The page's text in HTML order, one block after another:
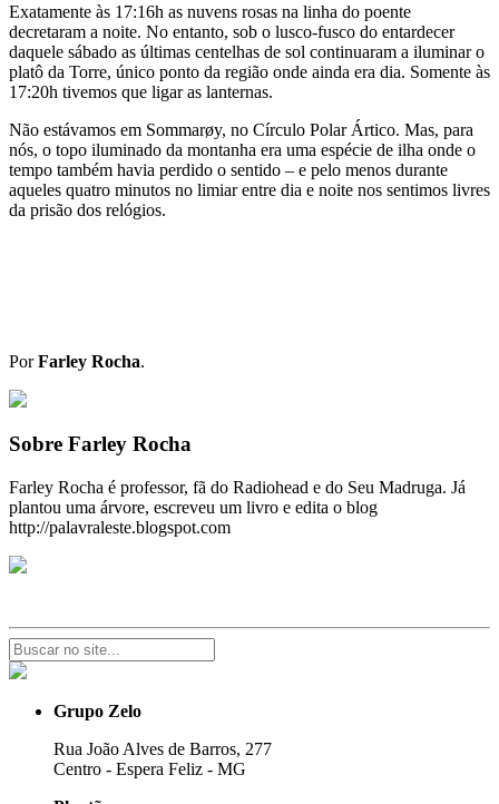
Exatamente às 17:16h as nuvens rosas na linha do poente
decretaram a noite. No entanto, sob o lusco-fusco do entardecer
daquele sábado as últimas centelhas de sol continuaram a iluminar o
platô da Torre, único ponto da região onde ainda era dia. Somente às
17:20h tivemos que ligar as lanternas.
Não estávamos em Sommarøy, no Círculo Polar Ártico. Mas, para
nós, o topo iluminado da montanha era uma espécie de ilha onde o
tempo também havia perdido o sentido – e pelo menos durante
aqueles quatro minutos no limiar entre dia e noite nos sentimos livres
da prisão dos relógios.
PorFarley Rocha.
Sobre Farley Rocha
Farley Rocha é professor, fã do Radiohead e do Seu Madruga. Já
plantou uma árvore, escreveu um livro e edita o blog
http://palavraleste.blogspot.com
Grupo Zelo
Rua João Alves de Barros, 277
Centro - Espera Feliz - MG